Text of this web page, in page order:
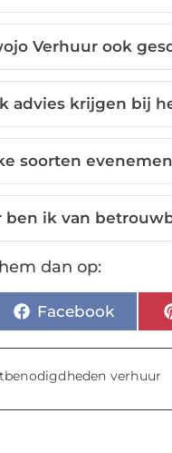
Verhuur ook
advies krijgen bij
soorten
ben ik van
dan op:
Facebook
verhuur